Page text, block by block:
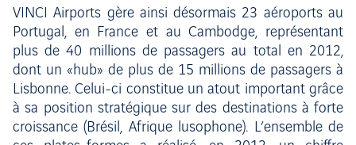
VINCI Airports gère ainsi désormais 23 aéroports au
Portugal, en France et au Cambodge, représentant
plus de 40 millions de passagers au total en 2012,
dont un «hub» de plus de 15 millions de passagers à
Lisbonne. Celui-ci constitue un atout important grâce
à sa position stratégique sur des destinations à forte
croissance (Brésil, Afrique lusophone). L’ensemble de